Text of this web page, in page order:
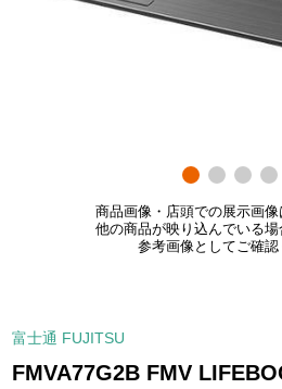
商品画像・店頭での展示画像
他の商品が映り込んでいる場
参考画像としてご確認
富士通 FUJITSU
FMVA77G2B FMV